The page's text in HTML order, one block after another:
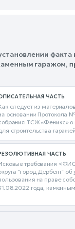
гаражом,
ЧАСТЬ
следует из
основании Протокола
ТСЖ «Феникс» о
строительства
ЧАСТЬ
требования
"город Дербент"
на праве
года,